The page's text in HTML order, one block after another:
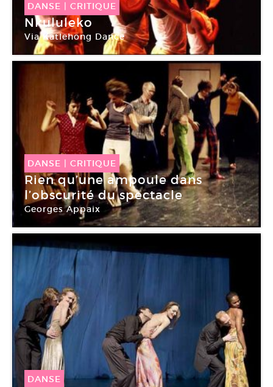
DANSE | CRITIQUE
Nkululeko
Via Katlehong Dance
Centre national de la danse
DANSE | CRITIQUE
Rien qu’une ampoule dans
l’obscurité du spectacle
Georges Appaix
Chaillot
DANSE